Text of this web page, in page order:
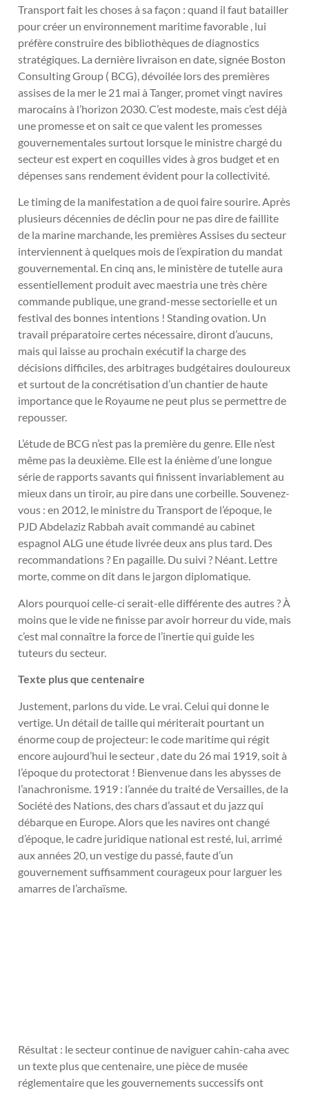
Transport fait les choses à sa façon : quand il faut batailler
pour créer un environnement maritime favorable , lui
préfère construire des bibliothèques de diagnostics
stratégiques. La dernière livraison en date, signée Boston
Consulting Group ( BCG), dévoilée lors des premières
assises de la mer le 21 mai à Tanger, promet vingt navires
marocains à l’horizon 2030. C’est modeste, mais c’est déjà
une promesse et on sait ce que valent les promesses
gouvernementales surtout lorsque le ministre chargé du
secteur est expert en coquilles vides à gros budget et en
dépenses sans rendement évident pour la collectivité.
Le timing de la manifestation a de quoi faire sourire. Après
plusieurs décennies de déclin pour ne pas dire de faillite
de la marine marchande, les premières Assises du secteur
interviennent à quelques mois de l’expiration du mandat
gouvernemental. En cinq ans, le ministère de tutelle aura
essentiellement produit avec maestria une très chère
commande publique, une grand-messe sectorielle et un
festival des bonnes intentions ! Standing ovation. Un
travail préparatoire certes nécessaire, diront d’aucuns,
mais qui laisse au prochain exécutif la charge des
décisions difficiles, des arbitrages budgétaires douloureux
et surtout de la concrétisation d’un chantier de haute
importance que le Royaume ne peut plus se permettre de
repousser.
L’étude de BCG n’est pas la première du genre. Elle n’est
même pas la deuxième. Elle est la énième d’une longue
série de rapports savants qui finissent invariablement au
mieux dans un tiroir, au pire dans une corbeille. Souvenez-
vous : en 2012, le ministre du Transport de l’époque, le
PJD Abdelaziz Rabbah avait commandé au cabinet
espagnol ALG une étude livrée deux ans plus tard. Des
recommandations ? En pagaille. Du suivi ? Néant. Lettre
morte, comme on dit dans le jargon diplomatique.
Alors pourquoi celle-ci serait-elle différente des autres ? À
moins que le vide ne finisse par avoir horreur du vide, mais
c’est mal connaître la force de l’inertie qui guide les
tuteurs du secteur.
Texte plus que centenaire
Justement, parlons du vide. Le vrai. Celui qui donne le
vertige. Un détail de taille qui mériterait pourtant un
énorme coup de projecteur: le code maritime qui régit
encore aujourd’hui le secteur , date du 26 mai 1919, soit à
l’époque du protectorat ! Bienvenue dans les abysses de
l’anachronisme. 1919 : l’année du traité de Versailles, de la
Société des Nations, des chars d’assaut et du jazz qui
débarque en Europe. Alors que les navires ont changé
d’époque, le cadre juridique national est resté, lui, arrimé
aux années 20, un vestige du passé, faute d’un
gouvernement suffisamment courageux pour larguer les
amarres de l’archaïsme.
Résultat : le secteur continue de naviguer cahin-caha avec
un texte plus que centenaire, une pièce de musée
réglementaire que les gouvernements successifs ont